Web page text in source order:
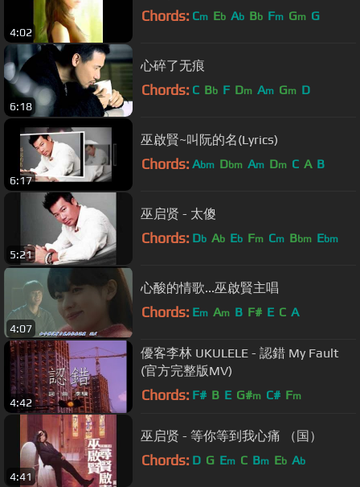
4:02
Chords: Cm Eb Ab Bb Fm Gm G
6:18
心碎了无痕
Chords: C Bb F Dm Am Gm D
6:17
巫啟賢~叫阮的名(Lyrics)
Chords: Abm Dbm Am Dm C A B
5:21
巫启贤 - 太傻
Chords: Db Ab Eb Fm Cm Bbm Ebm
4:07
心酸的情歌...巫啟賢主唱
Chords: Em Am B F# E C A
4:42
優客李林 UKULELE - 認錯 My Fault
(官方完整版MV)
Chords: F# B E G#m C# Fm
4:41
巫启贤 - 等你等到我心痛 （国）
Chords: D G Em C Bm Eb Ab